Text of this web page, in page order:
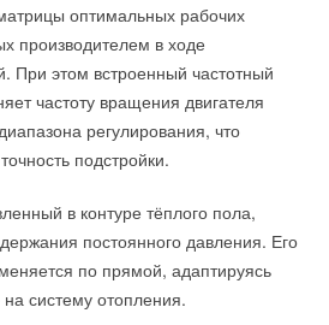
оптимальных рабочих
производителем в ходе
При этом встроенный частотный
частоту вращения двигателя
регулирования, что
подстройки.
в контуре тёплого пола,
постоянного давления. Его
по прямой, адаптируясь
на систему отопления.